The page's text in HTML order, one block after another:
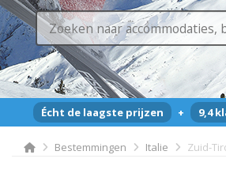
Écht de laagste prijzen + 9,4
Bestemmingen Italie Zuid-